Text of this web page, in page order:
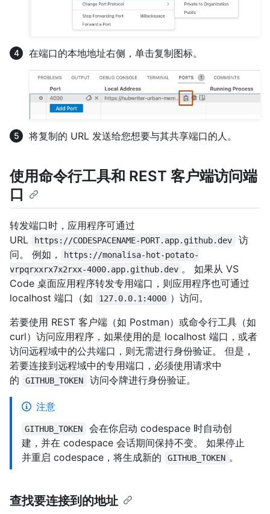
在端口的本地地址右侧，单击复制图标。
将复制的 URL 发送给您想要与其共享端口的人。
使用命令行工具和 REST 客户端访问端
口
转发端口时，应用程序可通过
URL
https://CODESPACENAME-PORT.app.github.dev
访
问。 例如，
https://monalisa-hot-potato-
vrpqrxxrx7x2rxx-4000.app.github.dev 。 如果从 VS
Code 桌面应用程序转发专用端口，则应用程序也可通过
localhost 端口（如
127.0.0.1:4000 ）访问。
若要使用 REST 客户端（如 Postman）或命令行工具（如
curl）访问应用程序，如果使用的是 localhost 端口，或者
访问远程域中的公共端口，则无需进行身份验证。 但是，
若要连接到远程域中的专用端口，必须使用请求中
的
GITHUB_TOKEN 访问令牌进行身份验证。
注意
GITHUB_TOKEN
会在你启动 codespace 时自动创
建，并在 codespace 会话期间保持不变。 如果停止
并重启 codespace，将生成新的
GITHUB_TOKEN 。
查找要连接到的地址